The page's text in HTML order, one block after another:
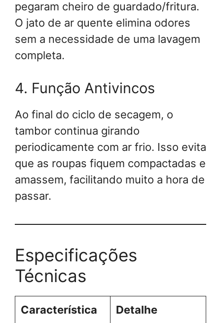
pegaram cheiro de guardado/fritura.
O jato de ar quente elimina odores
sem a necessidade de uma lavagem
completa.
4. Função Antivincos
Ao final do ciclo de secagem, o
tambor continua girando
periodicamente com ar frio. Isso evita
que as roupas fiquem compactadas e
amassem, facilitando muito a hora de
passar.
Especificações
Técnicas
Característica Detalhe